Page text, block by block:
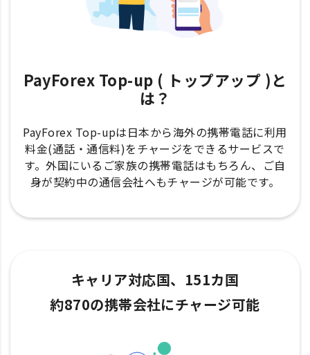
PayForex Top-up ( トップアップ )と
は？
PayForex Top-upは日本から海外の携帯電話に利用
料金(通話・通信料)をチャージをできるサービスで
す。外国にいるご家族の携帯電話はもちろん、ご自
身が契約中の通信会社へもチャージが可能です。
キャリア対応国、151カ国
約870の携帯会社にチャージ可能